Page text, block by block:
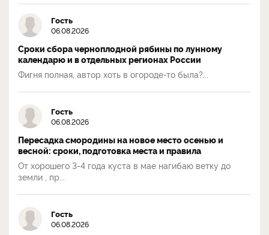
Гость
06.08.2026
Сроки сбора черноплодной рябины по лунному
календарю и в отдельных регионах России
Фигня полная, автор хоть в огороде-то была?...
Гость
06.08.2026
Пересадка смородины на новое место осенью и
весной: сроки, подготовка места и правила
От хорошего 3-4 года куста в мае нагибаю ветку до
земли , пр...
Гость
06.08.2026